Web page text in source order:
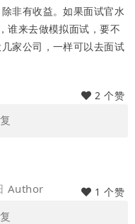
非有收益。如果面试官水
谁来去做模拟面试，要不
家公司，一样可以去面试
2 个赞
Author 1 个赞